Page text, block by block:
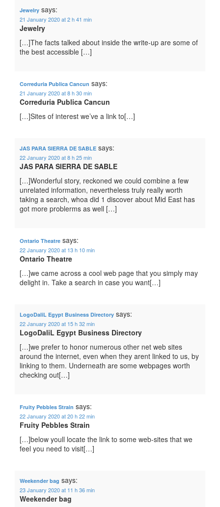
Jewelry says:
21 January 2020 at 2 h 41 min
Jewelry
[…]The facts talked about inside the write-up are some of
the best accessible […]
Correduria Publica Cancun says:
21 January 2020 at 8 h 30 min
Correduria Publica Cancun
[…]Sites of interest we’ve a link to[…]
JAS PARA SIERRA DE SABLE says:
22 January 2020 at 8 h 25 min
JAS PARA SIERRA DE SABLE
[…]Wonderful story, reckoned we could combine a few
unrelated information, nevertheless truly really worth
taking a search, whoa did 1 discover about Mid East has
got more problerms as well […]
Ontario Theatre says:
22 January 2020 at 13 h 10 min
Ontario Theatre
[…]we came across a cool web page that you simply may
delight in. Take a search in case you want[…]
LogoDaliL Egypt Business Directory says:
22 January 2020 at 15 h 32 min
LogoDaliL Egypt Business Directory
[…]we prefer to honor numerous other net web sites
around the internet, even when they arent linked to us, by
linking to them. Underneath are some webpages worth
checking out[…]
Fruity Pebbles Strain says:
22 January 2020 at 20 h 22 min
Fruity Pebbles Strain
[…]below youll locate the link to some web-sites that we
feel you need to visit[…]
Weekender bag says:
23 January 2020 at 11 h 36 min
Weekender bag